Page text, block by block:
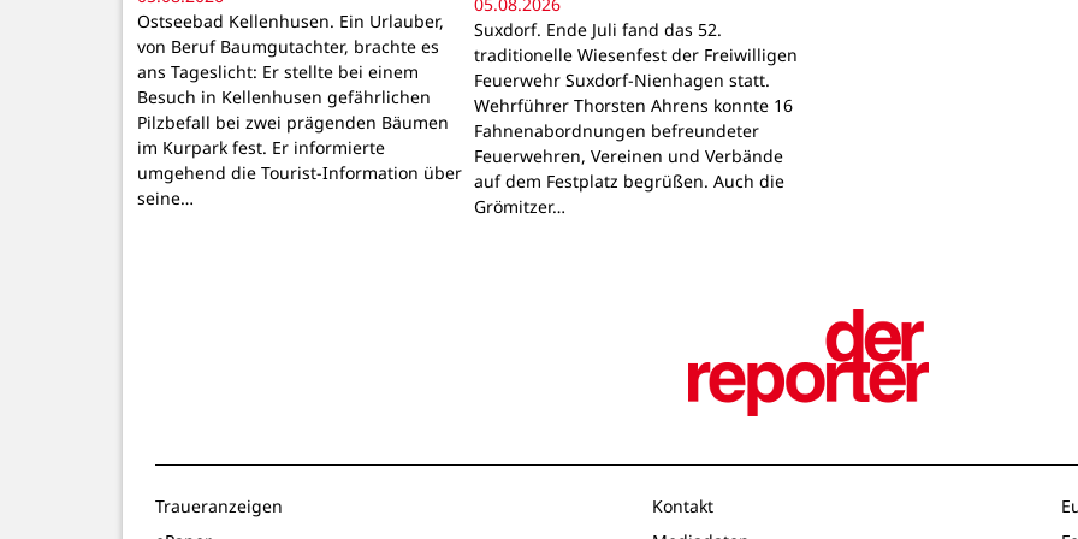
Ostseebad Kellenhusen. Ein Urlauber,
von Beruf Baumgutachter, brachte es
ans Tageslicht: Er stellte bei einem
Besuch in Kellenhusen gefährlichen
Pilzbefall bei zwei prägenden Bäumen
im Kurpark fest. Er informierte
umgehend die Tourist-Information über
seine…
05.08.2026
Suxdorf. Ende Juli fand das 52.
traditionelle Wiesenfest der Freiwilligen
Feuerwehr Suxdorf-Nienhagen statt.
Wehrführer Thorsten Ahrens konnte 16
Fahnenabordnungen befreundeter
Feuerwehren, Vereinen und Verbände
auf dem Festplatz begrüßen. Auch die
Grömitzer…
Traueranzeigen
Kontakt